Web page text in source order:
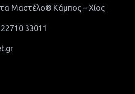
Μαστέλο® Κάμπος – Χίος
33011